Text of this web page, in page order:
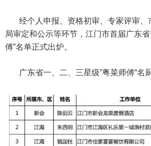
经个人申报、资格初审、专家评审、
局审定和公示等环节，江门市首届广东
傅”名单正式出炉。
广东省一、二、三星级”粤菜师傅“名